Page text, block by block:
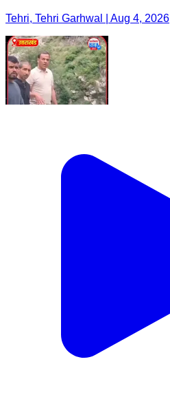
Tehri, Tehri Garhwal | Aug 4, 2026